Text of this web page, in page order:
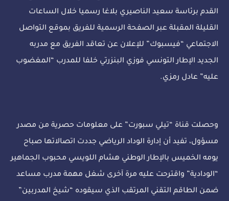
القدم برئاسة سعيد الناصيري بلاغا رسميا خلال الساعات
القليلة المقبلة عبر الصفحة الرسمية للفريق بموقع التواصل
الاجتماعي “فيسبوك” للإعلان عن تعاقد الفريق مع مدربه
الجديد الإطار التونسي فوزي البنزرتي خلفا للمدرب “المغضوب
عليه” عادل رمزي.
وحصلت قناة “تيلي سبورت” على معلومات حصرية من مصدر
مسؤول، تفيد أن إدارة الوداد الرياضي جددت اتصالاتها صباح
يومه الخميس بالإطار الوطني هشام اللويسي محبوب الجماهير
“الودادية” واقترحت عليه مرة آخرى شغل مهمة مدرب مساعد
ضمن الطاقم التقني المرتقب الذي سيقوده “شيخ المدربين”